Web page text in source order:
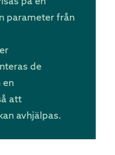
parameter från
de
en
att
avhjälpas.